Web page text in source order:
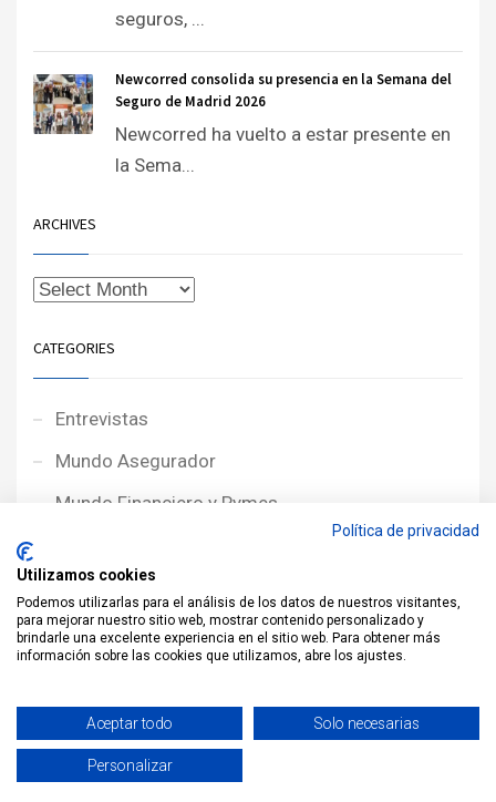
seguros, ...
Newcorred consolida su presencia en la Semana del
Seguro de Madrid 2026
Newcorred ha vuelto a estar presente en
la Sema...
ARCHIVES
CATEGORIES
Entrevistas
Mundo Asegurador
Mundo Financiero y Pymes
Noticias NewcorRED
Protagonistas
Sin categoría
Política de privacidad
Utilizamos cookies
Podemos utilizarlas para el análisis de los datos de nuestros visitantes,
para mejorar nuestro sitio web, mostrar contenido personalizado y
brindarle una excelente experiencia en el sitio web. Para obtener más
información sobre las cookies que utilizamos, abre los ajustes.
Aceptar todo Solo necesarias
Personalizar